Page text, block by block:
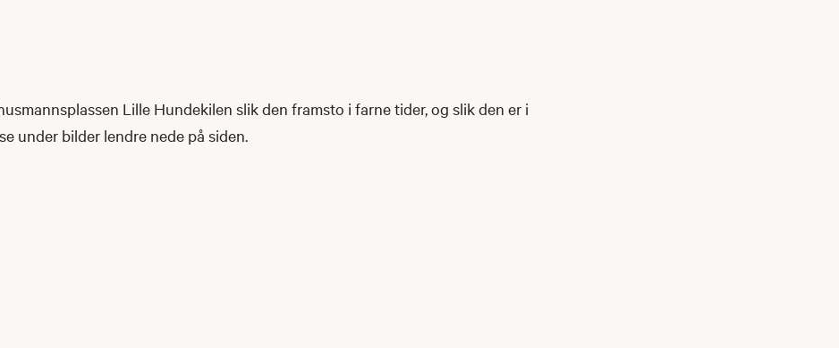
Lille Hundekilen slik den framsto i farne tider, og slik den er i
under bilder lendre nede på siden.